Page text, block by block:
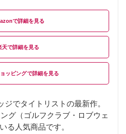
天
ッピング
ジでタイトリストの最新作。
グ（ゴルフクラブ・ロブウェ
る人気商品です。